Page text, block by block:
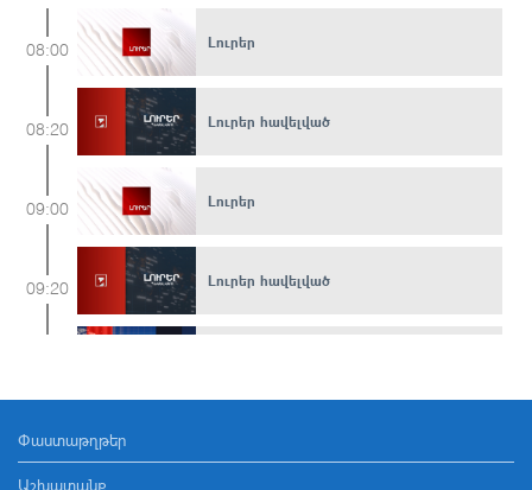
Լուրեր
08:00
Լուրեր հավելված
08:20
Լուրեր
09:00
Լուրեր հավելված
09:20
11:10
Փաստաթղթեր
Աշխատանք